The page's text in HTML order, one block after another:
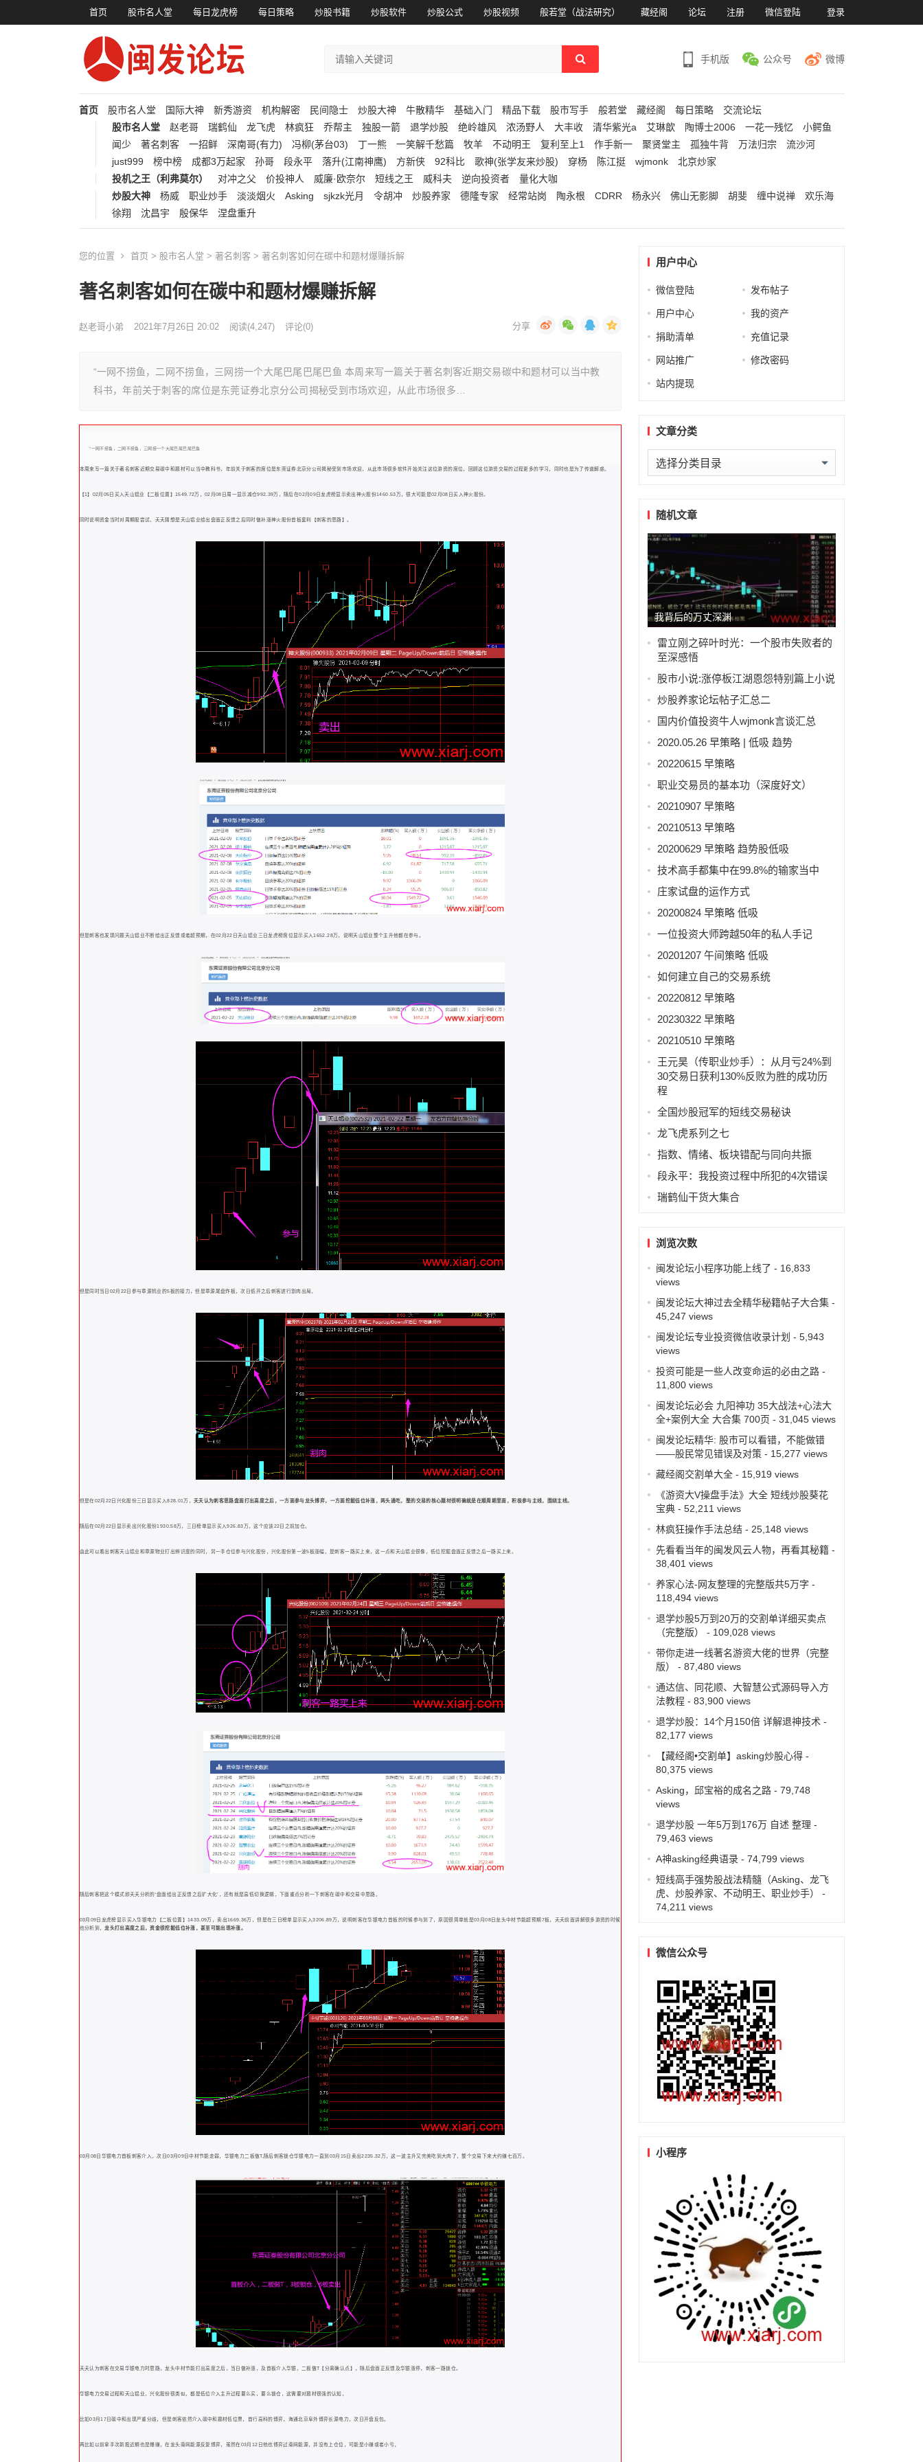
首页 股市名人堂 每日龙虎榜 每日策略 炒股书籍 炒股软件 炒股公式 炒股视频 般若堂（战法研究） 藏经阁 论坛 注册 微信登陆 登录
手机版 公众号 微博
首页 股市名人堂 国际大神 新秀游资 机构解密 民间隐士 炒股大神 牛散精华 基础入门 精品下载 股市写手 般若堂 藏经阁 每日策略
交流论坛
股市名人堂
赵老哥 瑞鹤仙 龙飞虎 林疯狂 乔帮主 独股一箭 退学炒股 绝岭雄风 浓汤野人 大丰收 清华紫光a 艾琳歆 陶博士2006 一花一残忆
小鳄鱼
闻少
著名刺客 一招鲜 深南哥(有力) 冯柳(茅台03) 丁一熊 一笑解千愁篇 牧羊 不动明王 复利至上1 作手新一 聚贤堂主 孤独牛背 万法归宗
流沙河
just999
榜中榜 成都3万起家 孙哥 段永平 落升(江南神鹰) 方新侠 92科比 歌神(张学友来炒股) 穿杨 陈江挺 wjmonk
北京炒家
投机之王（利弗莫尔）
对冲之父 价投神人 威廉·欧奈尔 短线之王 威科夫 逆向投资者
量化大咖
炒股大神
杨威 职业炒手 淡淡烟火 Asking sjkzk光月 令胡冲 炒股养家 德隆专家 经常站岗 陶永根 CDRR 杨永兴 佛山无影脚 胡斐 缠中说禅
欢乐海
徐翔
沈昌宇 殷保华 涅盘重升
您的位置 首页 > 股市名人堂 > 著名刺客 > 著名刺客如何在碳中和题材爆赚拆解
著名刺客如何在碳中和题材爆赚拆解
赵老哥小弟 2021年7月26日 20:02 阅读(4,247) 评论(0)
“一网不捞鱼，二网不捞鱼，三网捞一个大尾巴尾巴尾巴鱼 本周来写一篇关于著名刺客近期交易碳中和题材可以当中教
科书，年前关于刺客的席位是东莞证券北京分公司揭秘受到市场欢迎，从此市场很多…
“一网不捞鱼，二网不捞鱼，三网捞一个大尾巴尾巴尾巴鱼
本周来写一篇关于著名刺客近期交易碳中和题材可以当中教科书，年前关于刺客的席位是东莞证券北京分公司揭秘受到市场欢迎，从此市场很多软件开始关注这位游资的席位，回顾这位游资交易的过程更多的学习，同时也是为了传道解惑。
【1】02月05日买入天山铝业【二板位置】1549.72万，02月08日周一显示减仓992.39万，随后在02月09日龙虎榜显示卖出神火股份1460.53万，很大可能是02月08日买入神火股份。
同时说明资金当时对周期股尝试，夭夭猜想是天山铝业给出盘面正反馈之后同时做补涨神火股份首板套利【刺客的思路】。
但是刺客也发现问题天山铝业不断给出正反馈或者超预期，在02月22日天山铝业三日龙虎榜席位显示买入1652.28万，说明天山铝业整个主升他都在参与。
但是同时当日02月22日参与章源钨业的5板的接力，但是章源尾盘炸板，次日低开之后刺客进行割肉出局，
但是在02月22日兴化股份三日显示买入828.01万，夭夭认为刺客思路盘面打出高度之后，一方面参与龙头博弈，一方面挖掘低位补涨，两头通吃，整的交易的核心题材很明确就是在顺周期里面，积极参与主线，围绕主线。
随后在02月22日显示卖出兴化股份1930.58万，三日榜单显示买入926.83万，这个应该22日之前加仓。
由此可以看出刺客天山铝业和章源物业打出辨识度的同时，另一手仓位参与兴化股份，兴化股份第一波5板涨幅，是刺客一路买上来，这一点和天山铝业很像，低位挖掘盘面正反馈之后一路买上来。
随后刺客把这个模式即夭夭分析的‘盘面给出正反馈之后扩大化’，还有就是高低切换逻辑，下面重点分析一下刺客在碳中和交易中思路。
03月09日龙虎榜显示买入华银电力【二板位置】1433.09万，卖出1669.36万，但是在三日榜单显示买入3206.89万，说明刺客在华银电力首板的时候参与到了，原因很简单就是03月08日龙头中材节能超预期7板，夭夭前面讲解很多游资的时候
也分析到，龙头打出高度之后，资金很挖掘低位补涨，甚至可能出现补涨。
03月08日华银电力首板刺客介入，次日03月09日中材节能走弱，华银电力二板做T,随后刺客锁仓华银电力一直到03月15日卖出2235.32万，这一波主升又完美吃到大肉了，整个交易下来大约赚七百万。
夭夭认为刺客在交易华银电力时思路，龙头中材节能打出高度之后，当日做补涨，及首板介入华银，二板做T【分离确认点】，随后盘面正反馈及华银涨停，刺客一路锁仓。
华银电力交易过程和天山铝业，兴化股份很类似，都是低位介入主升过程要么买，要么锁仓，这需要对题材很强的认知，
比如03月17日碳中和出现严重分歧，但是刺客依然介入碳中和题材低位票，首行高科的博弈，海通北京阜外博弈长源电力，次日开盘反包。
再比如以前拿手次新股近期也是爆赚，在龙头南网能源反复博弈，虽然在03月12日他也博弈过南网能源，并没有上仓位，可能是小赚或者小亏，
用户中心
微信登陆 发布帖子
用户中心 我的资产
捐助清单 充值记录
网站推广 修改密码
站内提现
文章分类
文
章
类随机文章
我背后的万丈深渊
雷立刚之碎叶时光：一个股市失败者的
至深感悟
股市小说:涨停板江湖恩怨特别篇上小说
炒股养家论坛帖子汇总二
国内价值投资牛人wjmonk言谈汇总
2020.05.26 早策略 | 低吸 趋势
20220615 早策略
职业交易员的基本功（深度好文）
20210907 早策略
20210513 早策略
20200629 早策略 趋势股低吸
技术高手都集中在99.8%的输家当中
庄家试盘的运作方式
20200824 早策略 低吸
一位投资大师跨越50年的私人手记
20201207 午间策略 低吸
如何建立自己的交易系统
20220812 早策略
20230322 早策略
20210510 早策略
王元昊（传职业炒手）：从月亏24%到
30交易日获利130%反败为胜的成功历
程
全国炒股冠军的短线交易秘诀
龙飞虎系列之七
指数、情绪、板块错配与同向共振
段永平：我投资过程中所犯的4次错误
瑞鹤仙干货大集合
浏览次数
闽发论坛小程序功能上线了 - 16,833
views
闽发论坛大神过去全精华秘籍帖子大合集-
45,247 views
闽发论坛专业投资微信收录计划 - 5,943
views
投资可能是一些人改变命运的必由之路-
11,800 views
闽发论坛必会 九阳神功 35大战法+心法大
全+案例大全 大合集 700页 - 31,045 views
闽发论坛精华: 股市可以看错，不能做错
——股民常见错误及对策- 15,277 views
藏经阁交割单大全- 15,919 views
《游资大V操盘手法》大全 短线炒股葵花
宝典- 52,211 views
林疯狂操作手法总结- 25,148 views
先看看当年的闽发风云人物，再看其秘籍-
38,401 views
养家心法-网友整理的完整版共5万字 -
118,494 views
退学炒股5万到20万的交割单详细买卖点
（完整版）
- 109,028 views
带你走进一线著名游资大佬的世界（完整
版）
- 87,480 views
通达信、同花顺、大智慧公式源码导入方
法教程- 83,900 views
退学炒股：14个月150倍 详解退神技术 -
82,177 views
【藏经阁•交割单】asking炒股心得-
80,375 views
Asking，邱宝裕的成名之路- 79,748
views
退学炒股 一年5万到176万 自述 整理 -
79,463 views
A神asking经典语录- 74,799 views
短线高手强势股战法精髓（Asking、龙飞
虎、炒股养家、不动明王、职业炒手）
-
74,211 views
微信公众号
小程序